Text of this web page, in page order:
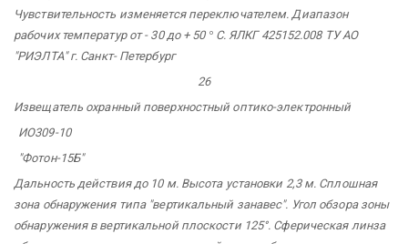
Чувствительность изменяется переключателем. Диапазон
рабочих температур от - 30 до + 50 °С. ЯЛКГ 425152.008 ТУ АО
"РИЭЛТА"г. Санкт-Петербург
26
Извещатель охранныйповерхностный оптико-электронный
ИО309-10
"Фотон-15Б"
Дальность действия до 10 м. Высота установки 2,3 м. Сплошная
зона обнаружения типа "вертикальный занавес". Угол обзора зоны
обнаружения в вертикальной плоскости 125°. Сферическая линза